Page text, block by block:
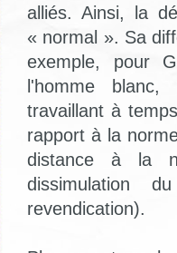
alliés. Ainsi, la
« normal ». Sa
exemple, pour
l'homme blanc,
travaillant à
rapport à la
distance à la
dissimulation
revendication).